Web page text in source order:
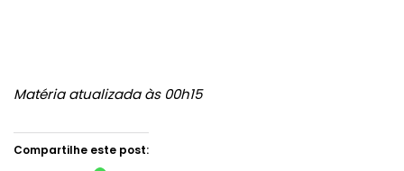
Matéria atualizada às 00h15
Compartilhe este post: